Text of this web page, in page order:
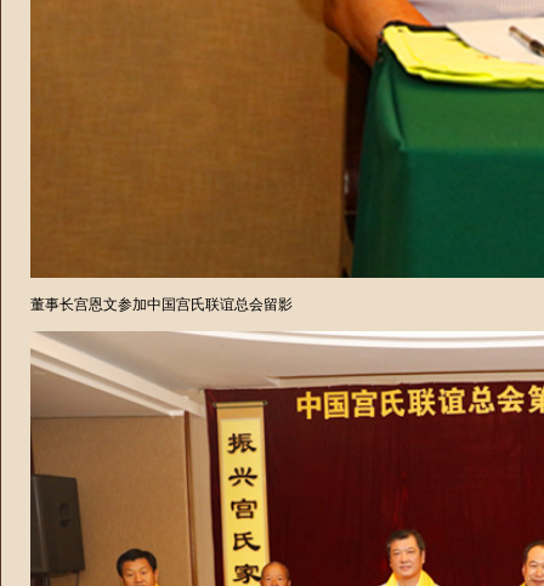
董事长宫恩文参加中国宫氏联谊总会留影